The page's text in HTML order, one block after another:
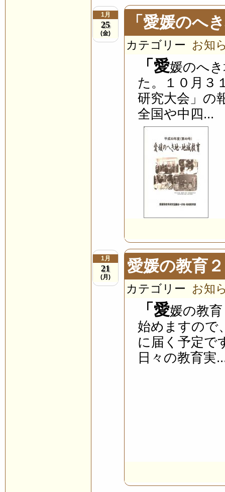
1月
25
(金)
「愛媛のへ
カテゴリー お知
「愛媛のへ
た。１０月３
研究大会」の
全国や中四...
1月
21
(月)
愛媛の教育
カテゴリー お知
「愛媛の教
始めますので
に届く予定で
日々の教育実